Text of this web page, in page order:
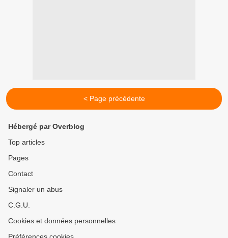
< Page précédente
Hébergé par Overblog
Top articles
Pages
Contact
Signaler un abus
C.G.U.
Cookies et données personnelles